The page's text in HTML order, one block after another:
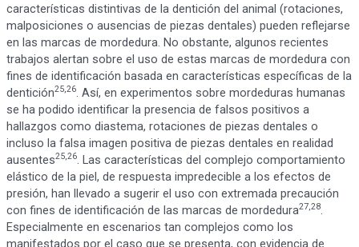
características distintivas de la dentición del animal (rotaciones,
malposiciones o ausencias de piezas dentales) pueden reflejarse
en las marcas de mordedura. No obstante, algunos recientes
trabajos alertan sobre el uso de estas marcas de mordedura con
fines de identificación basada en características específicas de la
dentición25,26. Así, en experimentos sobre mordeduras humanas
se ha podido identificar la presencia de falsos positivos a
hallazgos como diastema, rotaciones de piezas dentales o
incluso la falsa imagen positiva de piezas dentales en realidad
ausentes25,26. Las características del complejo comportamiento
elástico de la piel, de respuesta impredecible a los efectos de
presión, han llevado a sugerir el uso con extremada precaución
con fines de identificación de las marcas de mordedura27,28.
Especialmente en escenarios tan complejos como los
manifestados por el caso que se presenta, con evidencia de